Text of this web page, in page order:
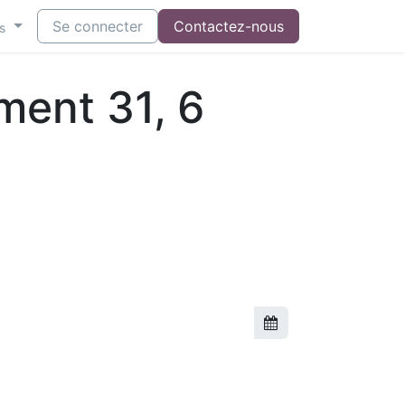
Se connecter Contactez-nous
31, 6